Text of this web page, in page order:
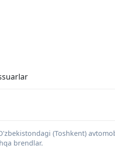
(Toshkent)
brendlar.